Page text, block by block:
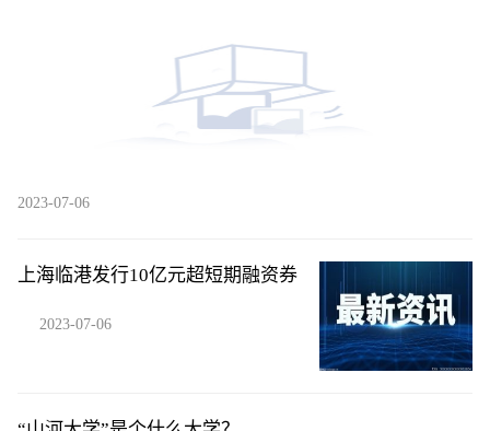
2023-07-06
上海临港发行10亿元超短期融资券
2023-07-06